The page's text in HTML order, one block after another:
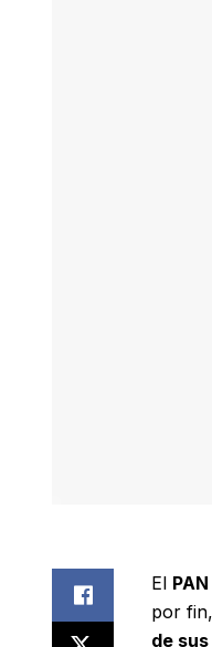
El
por fin,
de